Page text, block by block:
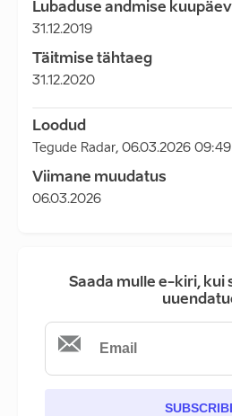
Lubaduse andmise kuupäev
31.12.2019
Täitmise tähtaeg
31.12.2020
Loodud
Tegude Radar, 06.03.2026 09:49
Viimane muudatus
06.03.2026
Saada mulle e-kiri, kui